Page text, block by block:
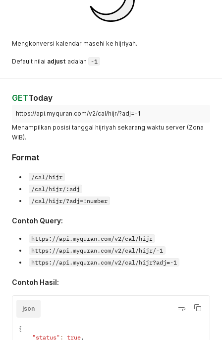
Mengkonversi kalendar masehi ke hijriyah.
Default nilai adjust adalah -1
GETToday
https://api.myquran.com/v2/cal/hijr/?adj=-1
Menampilkan posisi tanggal hijriyah sekarang waktu server (Zona
WIB).
Format
/cal/hijr
/cal/hijr/:adj
/cal/hijr/?adj=:number
Contoh Query:
https://api.myquran.com/v2/cal/hijr
https://api.myquran.com/v2/cal/hijr/-1
https://api.myquran.com/v2/cal/hijr?adj=-1
Contoh Hasil:
json
{
"status" : true,